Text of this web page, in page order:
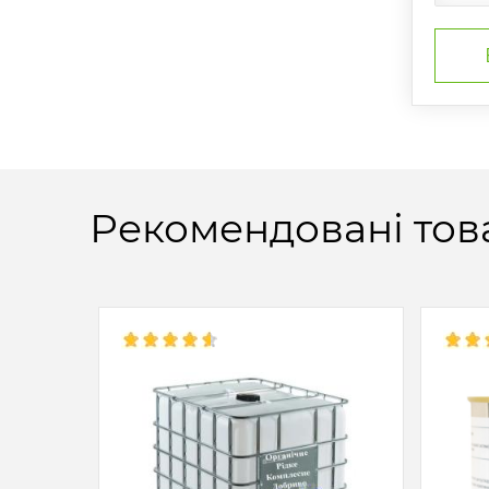
Рекомендовані